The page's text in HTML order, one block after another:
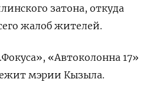
затона, откуда
жалоб жителей.
«Автоколонна 17»
мэрии Кызыла.